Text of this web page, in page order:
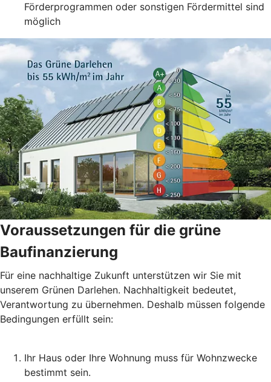
Förderprogrammen oder sonstigen Fördermittel sind
möglich
Voraussetzungen für die grüne
Baufinanzierung
Für eine nachhaltige Zukunft unterstützen wir Sie mit
unserem Grünen Darlehen. Nachhaltigkeit bedeutet,
Verantwortung zu übernehmen. Deshalb müssen folgende
Bedingungen erfüllt sein:
Ihr Haus oder Ihre Wohnung muss für Wohnzwecke
bestimmt sein.